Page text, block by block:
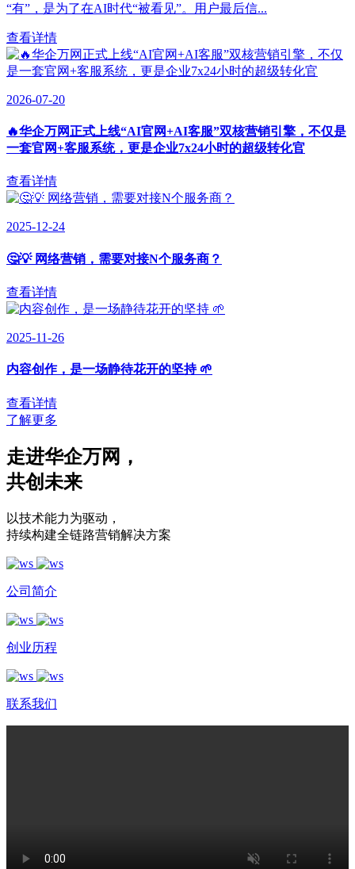
“有”，是为了在AI时代“被看见”。用户最后信...
查看详情
2026-07-20
🔥华企万网正式上线“AI官网+AI客服”双核营销引擎，不仅是
一套官网+客服系统，更是企业7x24小时的超级转化官
查看详情
2025-12-24
🤔💡 网络营销，需要对接N个服务商？
查看详情
2025-11-26
内容创作，是一场静待花开的坚持 🌱
查看详情
了解更多
走进华企万网 ，
共创未来
以技术能力为驱动 ，
持续构建全链路营销解决方案
公司简介
创业历程
联系我们